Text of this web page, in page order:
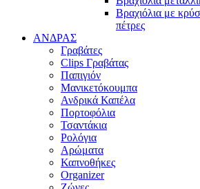
Βραχιόλια με
πέτρες
ΑΝΔΡΑΣ
Γραβάτες
Clips Γραβάτας
Παπιγιόν
Μανικετόκουμπα
Ανδρικά Καπέλα
Πορτοφόλια
Τσαντάκια
Ρολόγια
Αρώματα
Καπνοθήκες
Organizer